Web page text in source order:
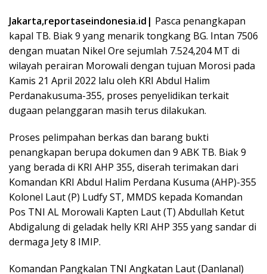
Jakarta,reportaseindonesia.id| Pasca penangkapan
kapal TB. Biak 9 yang menarik tongkang BG. Intan 7506
dengan muatan Nikel Ore sejumlah 7.524,204 MT di
wilayah perairan Morowali dengan tujuan Morosi pada
Kamis 21 April 2022 lalu oleh KRI Abdul Halim
Perdanakusuma-355, proses penyelidikan terkait
dugaan pelanggaran masih terus dilakukan.
Proses pelimpahan berkas dan barang bukti
penangkapan berupa dokumen dan 9 ABK TB. Biak 9
yang berada di KRI AHP 355, diserah terimakan dari
Komandan KRI Abdul Halim Perdana Kusuma (AHP)-355
Kolonel Laut (P) Ludfy ST, MMDS kepada Komandan
Pos TNI AL Morowali Kapten Laut (T) Abdullah Ketut
Abdigalung di geladak helly KRI AHP 355 yang sandar di
dermaga Jety 8 IMIP.
Komandan Pangkalan TNI Angkatan Laut (Danlanal)